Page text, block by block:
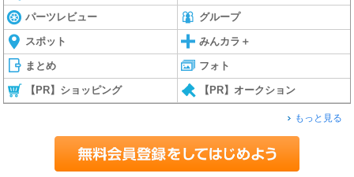
パーツレビュー グループ
スポット みんカラ＋
まとめ フォト
【PR】ショッピング 【PR】オークション
もっと見る